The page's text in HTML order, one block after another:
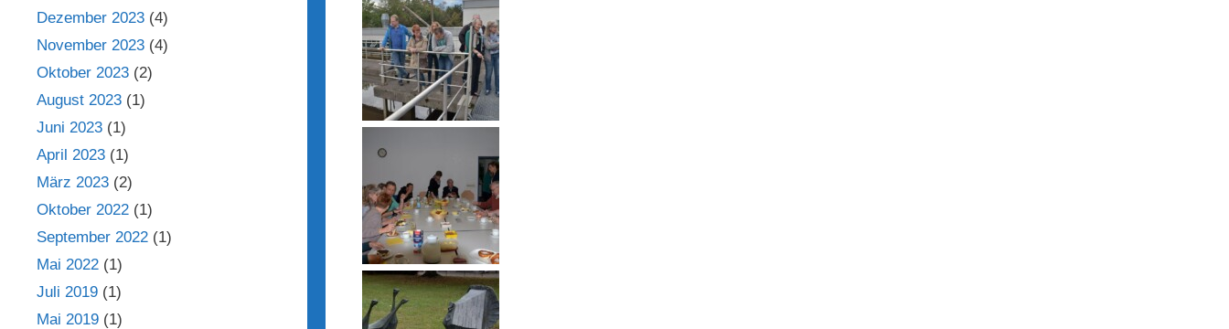
Dezember 2023 (4)
November 2023 (4)
Oktober 2023 (2)
August 2023 (1)
Juni 2023 (1)
April 2023 (1)
März 2023 (2)
Oktober 2022 (1)
September 2022 (1)
Mai 2022 (1)
Juli 2019 (1)
Mai 2019 (1)